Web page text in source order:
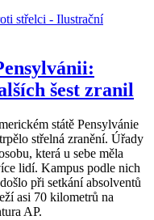
šest zranil
státě Pensylvánie
střelná zranění. Úřady
která u sebe měla
lidí. Kampus podle nich
při setkání absolventů
asi 70 kilometrů na
AP.